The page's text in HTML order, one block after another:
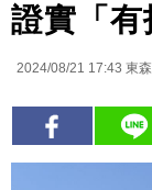
證實「有
2024/08/21 17:43 東